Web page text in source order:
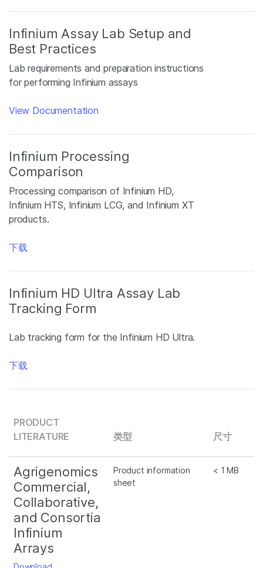
Infinium Assay Lab Setup and
Best Practices
Lab requirements and preparation instructions
for performing Infinium assays
View Documentation
Infinium Processing
Comparison
Processing comparison of Infinium HD,
Infinium HTS, Infinium LCG, and Infinium XT
products.
下载
Infinium HD Ultra Assay Lab
Tracking Form
Lab tracking form for the Infinium HD Ultra.
下载
PRODUCT
LITERATURE
类型 尺寸
Agrigenomics
Commercial,
Collaborative,
and Consortia
Infinium
Arrays
Product information
sheet
< 1 MB